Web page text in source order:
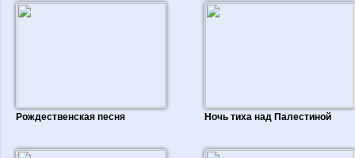
Рождественская песня Ночь тиха над Палестиной